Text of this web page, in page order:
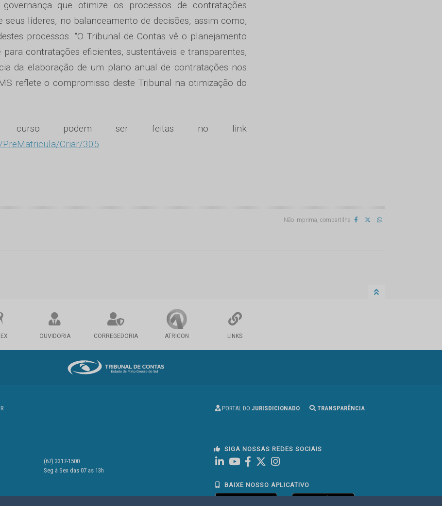
que otimize os processos de contratações
líderes, no balanceamento de decisões, assim como,
processos. “O Tribunal de Contas vê o planejamento
contratações eficientes, sustentáveis e transparentes,
da elaboração de um plano anual de contratações nos
reflete o compromisso deste Tribunal na otimização do
curso podem ser feitas no link
Criar/305
Não imprima, compartilhe
OUVIDORIA CORREGEDORIA ATRICON LINKS
PORTAL DO JURISDICIONADO TRANSPARÊNCIA
(67) 3317-1500
Seg à Sex das 07 as 13h
SIGA NOSSAS REDES SOCIAIS
Linked In
Youtube
FacebookInstagram
BAIXE NOSSO APLICATIVO